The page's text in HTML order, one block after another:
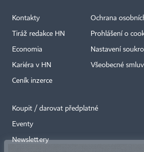
Kontakty
Tiráž redakce HN
Economia
Kariéra v HN
Ceník inzerce
Ochrana
Prohlášení o
Nastavení
Všeobecné
Koupit / darovat předplatné
Eventy
Newslettery